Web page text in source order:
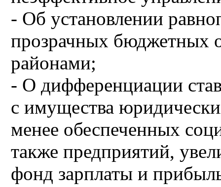
- Об установлении
прозрачных бюджетных
районами;
- О дифференциации
с имущества
менее обеспеченных
также предприятий,
фонд зарплаты и